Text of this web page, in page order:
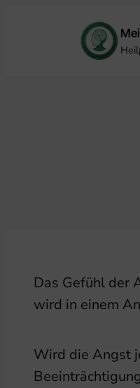
Das Gefühl der
wird in einem
Wird die Angst